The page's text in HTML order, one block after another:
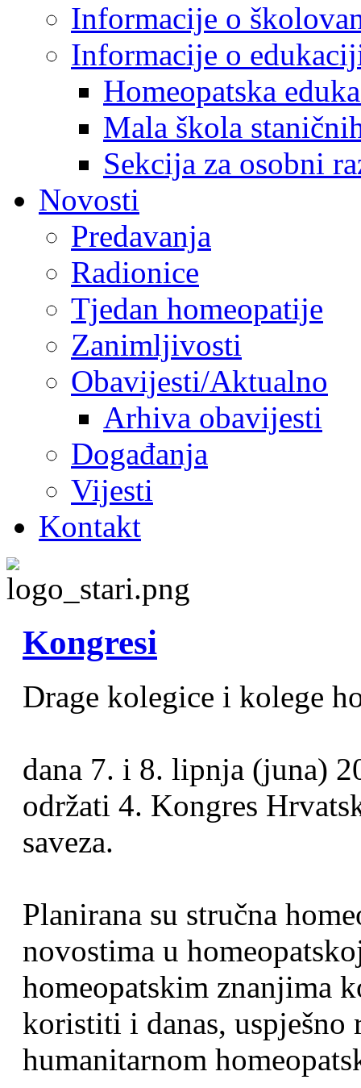
Informacije o
Informacije o
Homeopatska
Mala škola
Sekcija za osobni
Novosti
Predavanja
Radionice
Tjedan homeopatije
Zanimljivosti
Obavijesti/Aktualno
Arhiva obavijesti
Događanja
Vijesti
Kontakt
Kongresi
Drage kolegice i kolege
dana 7. i 8. lipnja (juna)
održati 4. Kongres
saveza.
Planirana su stručna
novostima u
homeopatskim znanjima
koristiti i danas, uspješno
humanitarnom